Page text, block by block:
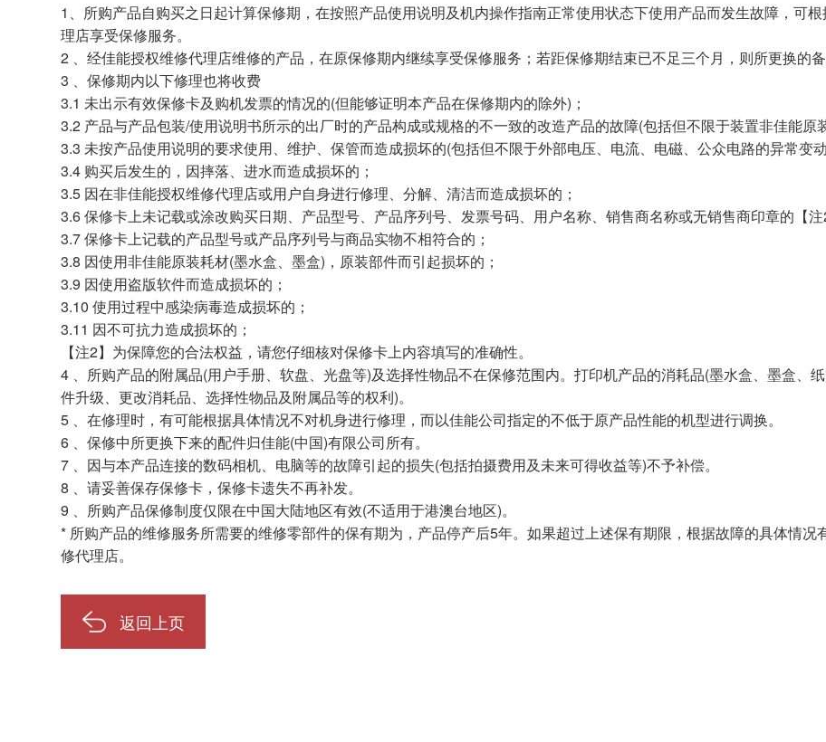
1、所购产品自购买之日起计算保修期，在按照产品使用说明及机内操作指南正常使用状态下使用产品而发生故障，可
理店享受保修服务。
2 、经佳能授权维修代理店维修的产品，在原保修期内继续享受保修服务；若距保修期结束已不足三个月，则所更换的
3 、保修期内以下修理也将收费
3.1 未出示有效保修卡及购机发票的情况的(但能够证明本产品在保修期内的除外)；
3.2 产品与产品包装/使用说明书所示的出厂时的产品构成或规格的不一致的改造产品的故障(包括但不限于装置非佳能原
3.3 未按产品使用说明的要求使用、维护、保管而造成损坏的(包括但不限于外部电压、电流、电磁、公众电路的异常变
3.4 购买后发生的，因摔落、进水而造成损坏的；
3.5 因在非佳能授权维修代理店或用户自身进行修理、分解、清洁而造成损坏的；
3.6 保修卡上未记载或涂改购买日期、产品型号、产品序列号、发票号码、用户名称、销售商名称或无销售商印章的【
3.7 保修卡上记载的产品型号或产品序列号与商品实物不相符合的；
3.8 因使用非佳能原装耗材(墨水盒、墨盒)，原装部件而引起损坏的；
3.9 因使用盗版软件而造成损坏的；
3.10 使用过程中感染病毒造成损坏的；
3.11 因不可抗力造成损坏的；
【注2】为保障您的合法权益，请您仔细核对保修卡上内容填写的准确性。
4 、所购产品的附属品(用户手册、软盘、光盘等)及选择性物品不在保修范围内。打印机产品的消耗品(墨水盒、墨盒、
件升级、更改消耗品、选择性物品及附属品等的权利)。
5 、在修理时，有可能根据具体情况不对机身进行修理，而以佳能公司指定的不低于原产品性能的机型进行调换。
6 、保修中所更换下来的配件归佳能(中国)有限公司所有。
7 、因与本产品连接的数码相机、电脑等的故障引起的损失(包括拍摄费用及未来可得收益等)不予补偿。
8 、请妥善保存保修卡，保修卡遗失不再补发。
9 、所购产品保修制度仅限在中国大陆地区有效(不适用于港澳台地区)。
* 所购产品的维修服务所需要的维修零部件的保有期为，产品停产后5年。如果超过上述保有期限，根据故障的具体情
修代理店。
返回上页